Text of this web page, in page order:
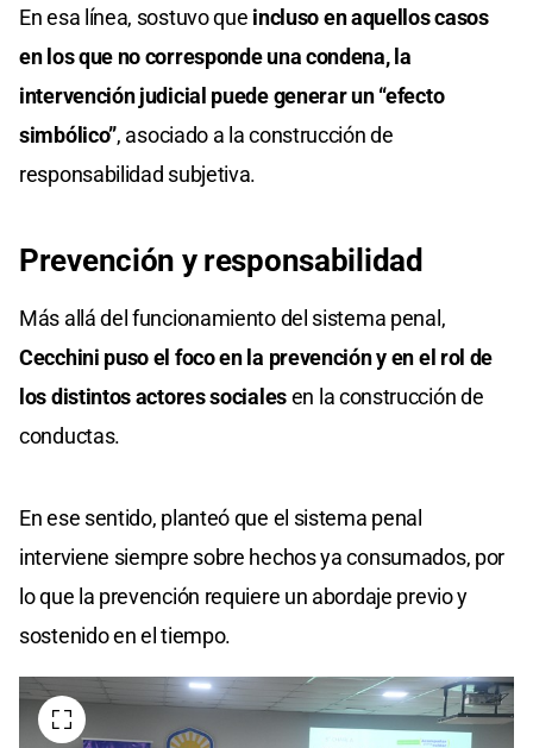
En esa línea, sostuvo que incluso en aquellos casos
en los que no corresponde una condena, la
intervención judicial puede generar un “efecto
simbólico”, asociado a la construcción de
responsabilidad subjetiva.
Prevención y responsabilidad
Más allá del funcionamiento del sistema penal,
Cecchini puso el foco en la prevención y en el rol de
los distintos actores socialesen la construcción de
conductas.
En ese sentido, planteó que el sistema penal
interviene siempre sobre hechos ya consumados, por
lo que la prevención requiere un abordaje previo y
sostenido en el tiempo.